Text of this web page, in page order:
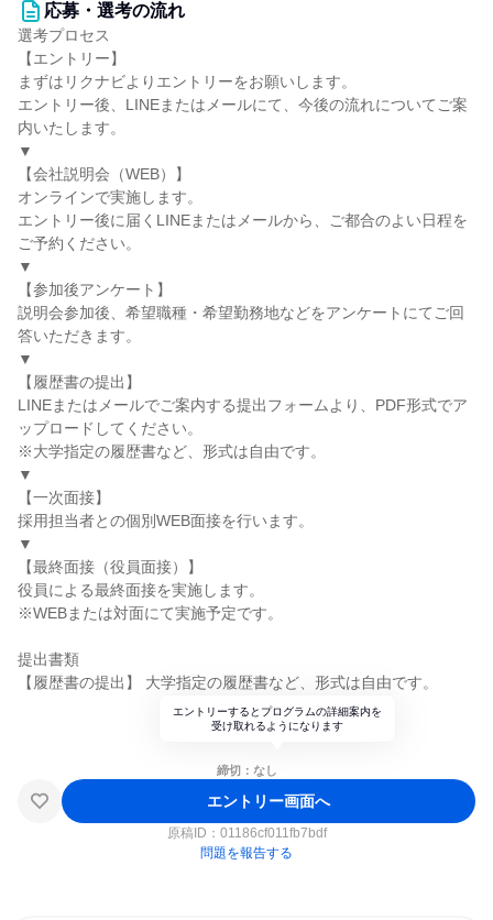
応募・選考の流れ
選考プロセス
【エントリー】
まずはリクナビよりエントリーをお願いします。
エントリー後、LINEまたはメールにて、今後の流れについてご案
内いたします。
▼
【会社説明会（WEB）】
オンラインで実施します。
エントリー後に届くLINEまたはメールから、ご都合のよい日程を
ご予約ください。
▼
【参加後アンケート】
説明会参加後、希望職種・希望勤務地などをアンケートにてご回
答いただきます。
▼
【履歴書の提出】
LINEまたはメールでご案内する提出フォームより、PDF形式でア
ップロードしてください。
※大学指定の履歴書など、形式は自由です。
▼
【一次面接】
採用担当者との個別WEB面接を行います。
▼
【最終面接（役員面接）】
役員による最終面接を実施します。
※WEBまたは対面にて実施予定です。
提出書類
【履歴書の提出】 大学指定の履歴書など、形式は自由です。
エントリーするとプログラムの詳細案内を
受け取れるようになります
締切：なし
エントリー画面へ
原稿ID： 01186cf011fb7bdf
問題を報告する